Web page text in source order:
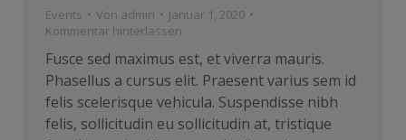
Events Von admin
Januar 1, 2020
Kommentar hinterlassen
Fusce sed maximus est, et viverra mauris.
Phasellus a cursus elit. Praesent varius sem id
felis scelerisque vehicula. Suspendisse nibh
felis, sollicitudin eu sollicitudin at, tristique